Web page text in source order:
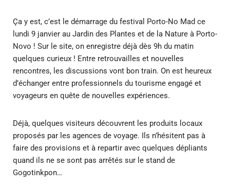
Ça y est, c’est le démarrage du festival Porto-No Mad ce
lundi 9 janvier au Jardin des Plantes et de la Nature à Porto-
Novo ! Sur le site, on enregistre déjà dès 9h du matin
quelques curieux ! Entre retrouvailles et nouvelles
rencontres, les discussions vont bon train. On est heureux
d’échanger entre professionnels du tourisme engagé et
voyageurs en quête de nouvelles expériences.
Déjà, quelques visiteurs découvrent les produits locaux
proposés par les agences de voyage. Ils n’hésitent pas à
faire des provisions et à repartir avec quelques dépliants
quand ils ne se sont pas arrêtés sur le stand de
Gogotinkpon…